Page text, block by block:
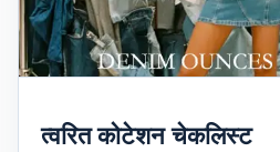
त्वरित कोटेशन चेकलिस्ट